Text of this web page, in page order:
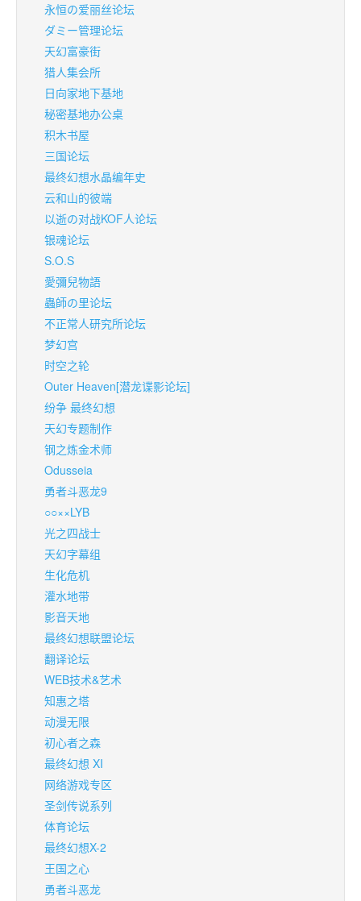
永恒の爱丽丝论坛
ダミー管理论坛
天幻富豪街
猎人集会所
日向家地下基地
秘密基地办公桌
积木书屋
三国论坛
最终幻想水晶编年史
云和山的彼端
以逝の对战KOF人论坛
银魂论坛
S.O.S
愛彌兒物語
蟲師の里论坛
不正常人研究所论坛
梦幻宫
时空之轮
Outer Heaven[潜龙谍影论坛]
纷争 最终幻想
天幻专题制作
钢之炼金术师
Odusseia
勇者斗恶龙9
○○××LYB
光之四战士
天幻字幕组
生化危机
灌水地带
影音天地
最终幻想联盟论坛
翻译论坛
WEB技术&艺术
知惠之塔
动漫无限
初心者之森
最终幻想 XI
网络游戏专区
圣剑传说系列
体育论坛
最终幻想X-2
王国之心
勇者斗恶龙